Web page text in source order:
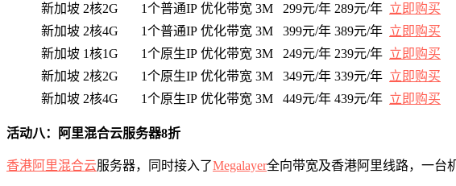
新加坡 2核2G 1个普通IP 优化带宽 3M 299元/年 289元/年 立即购买
新加坡 2核4G 1个普通IP 优化带宽 3M 399元/年 389元/年 立即购买
新加坡 1核1G 1个原生IP 优化带宽 3M 249元/年 239元/年 立即购买
新加坡 2核2G 1个原生IP 优化带宽 3M 349元/年 339元/年 立即购买
新加坡 2核4G 1个原生IP 优化带宽 3M 449元/年 439元/年 立即购买
活动八：阿里混合云服务器8折
香港阿里混合云服务器，同时接入了Megalayer全向带宽及香港阿里线路，一台